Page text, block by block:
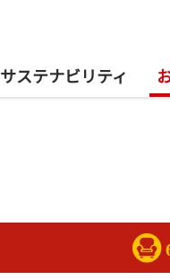
サステナビリティ